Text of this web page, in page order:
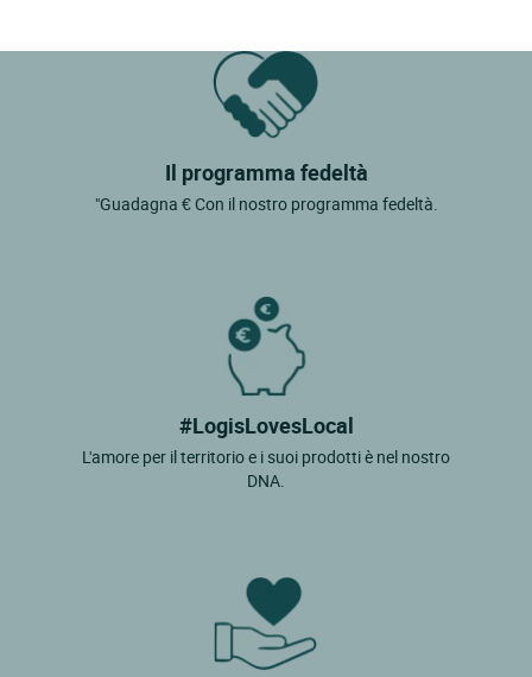
Il programma fedeltà
"Guadagna € Con il nostro programma fedeltà.
#LogisLovesLocal
L'amore per il territorio e i suoi prodotti è nel nostro
DNA.